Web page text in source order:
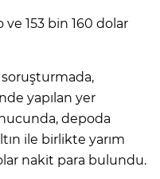
153 bin 160 dolar
soruşturmada,
yapılan yer
depoda
ile birlikte yarım
nakit para bulundu.